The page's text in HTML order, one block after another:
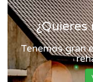
¿Quieres
Tenemos gran